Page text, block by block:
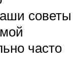
советы
часто